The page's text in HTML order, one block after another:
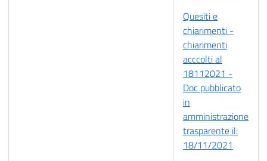
Quesiti e
chiarimenti -
chiarimenti
acccolti al
18112021 -
Doc pubblicato
in
amministrazione
trasparente il:
18/11/2021